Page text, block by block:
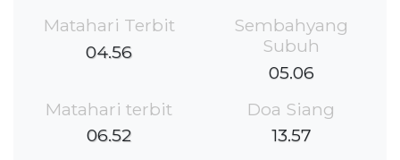
Matahari Terbit
04.56
Sembahyang
Subuh
05.06
Matahari terbit
06.52
Doa Siang
13.57